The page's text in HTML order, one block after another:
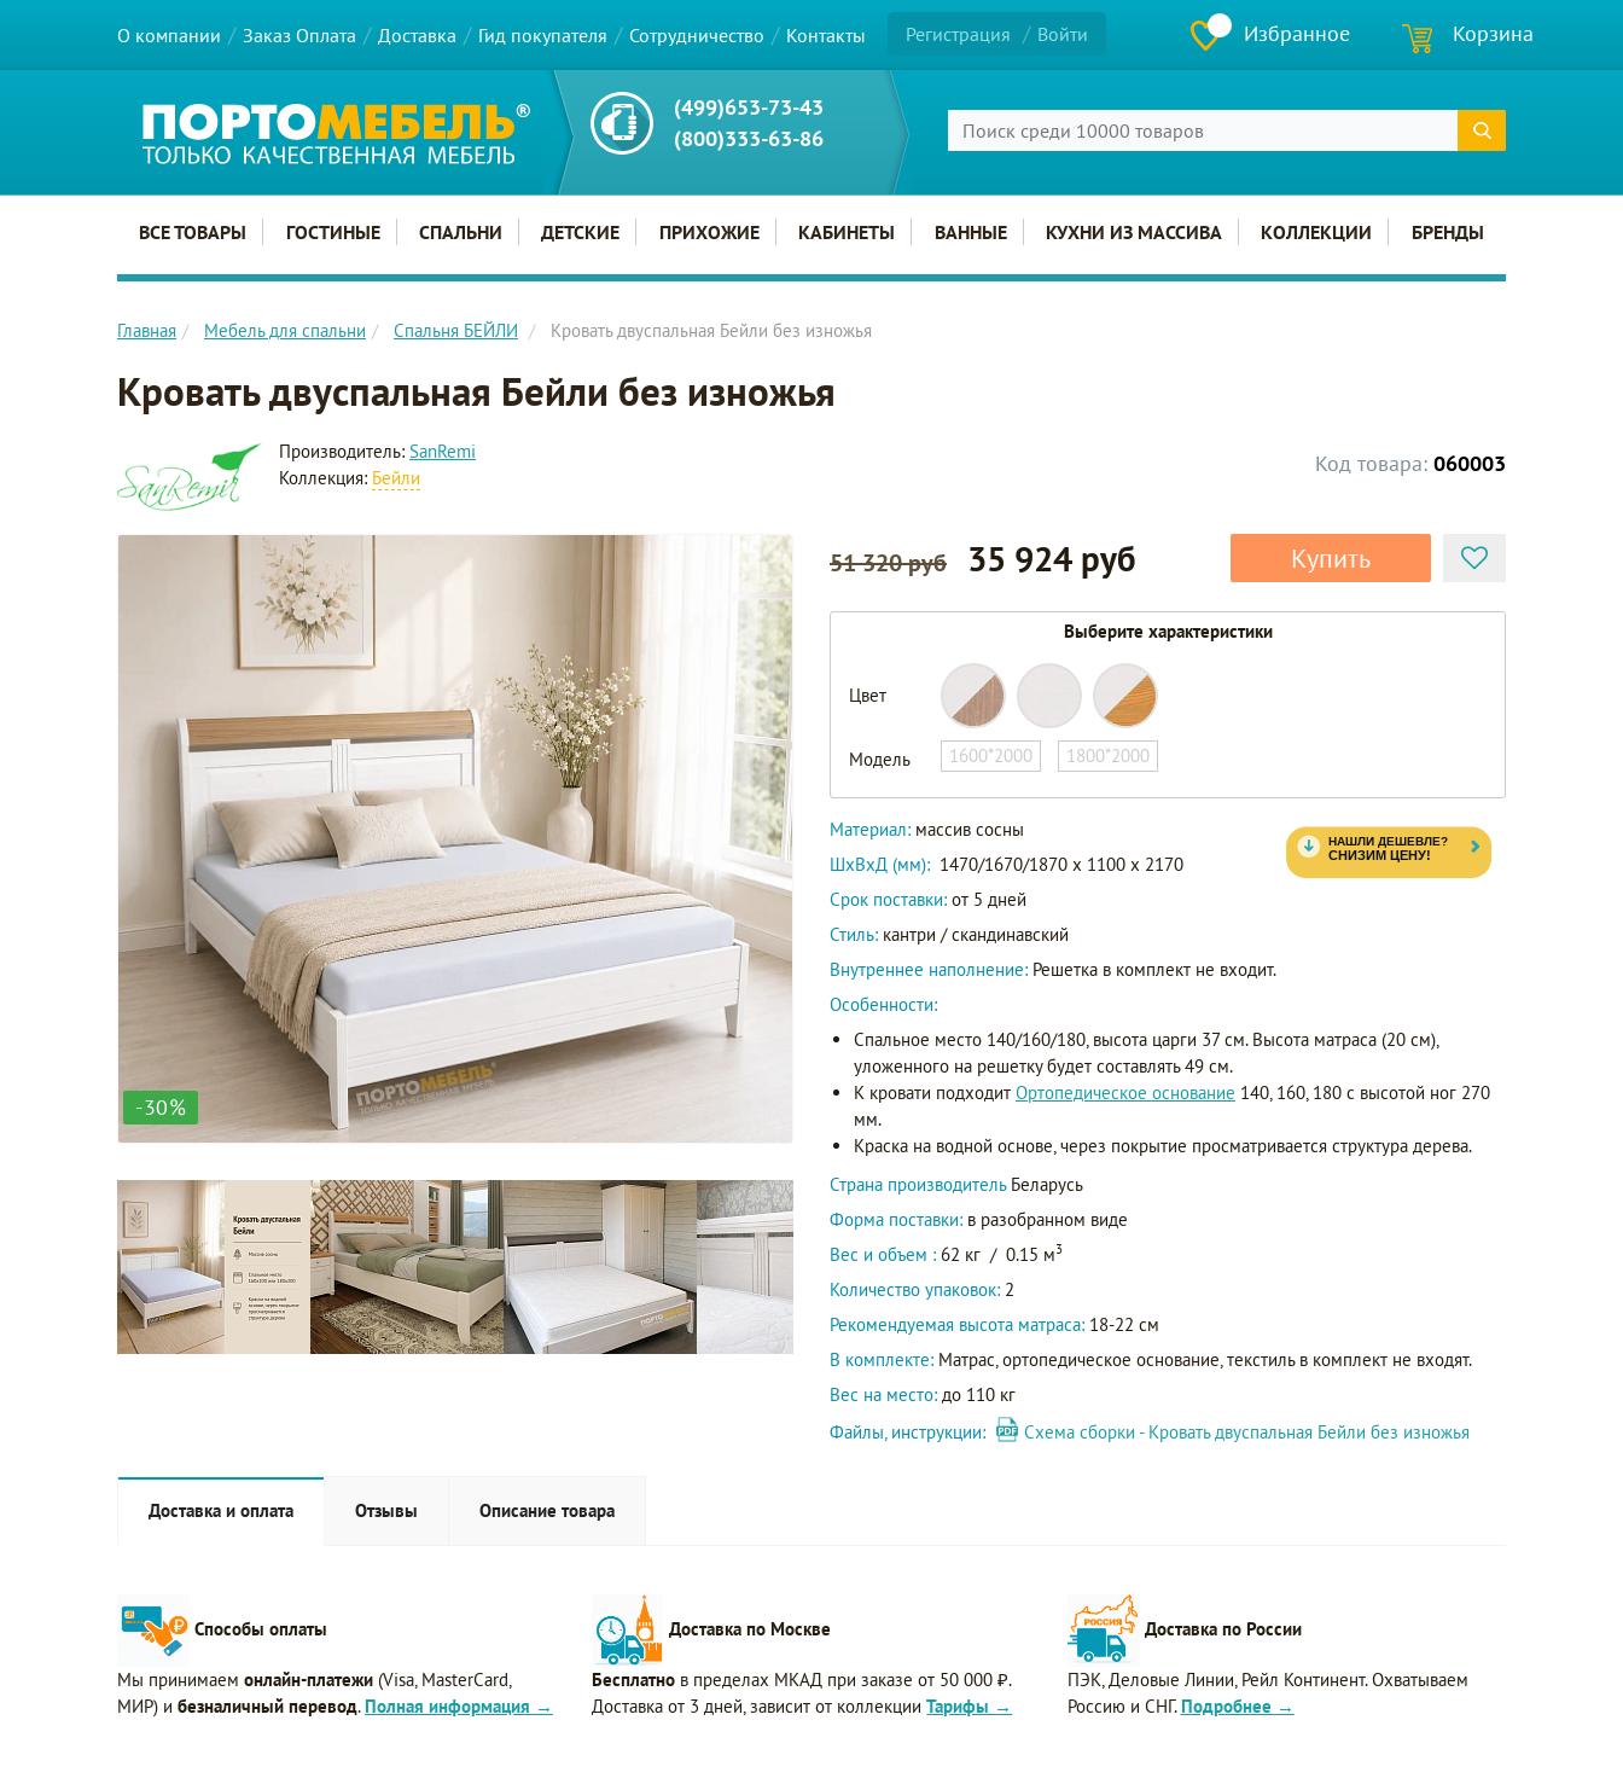
О компании Заказ Оплата Доставка Гид покупателя Сотрудничество Контакты Регистрация Войти Избранное Корзина
(499)653-73-43
(800)333-63-86
Главное меню сайта
ВСЕ ТОВАРЫ ГОСТИНЫЕ СПАЛЬНИ ДЕТСКИЕ ПРИХОЖИЕ КАБИНЕТЫ ВАННЫЕ КУХНИ ИЗ МАССИВА КОЛЛЕКЦИИ БРЕНДЫ
Главная Мебель для спальни Спальня БЕЙЛИ Кровать двуспальная Бейли без изножья
Кровать двуспальная Бейли без изножья
Код товара: 060003
Производитель: SanRemi
Коллекция: Бейли
-30%
51 320 руб 35 924 руб Купить
Выберите характеристики
Цвет
Модель 1600*2000 1800*2000
Материал: массив сосны
ШxВxД (мм): 1470/1670/1870 x 1100 x 2170
Срок поставки: от 5 дней
Стиль: кантри / скандинавский
Внутреннее наполнение: Решетка в комплект не входит.
Особенности:
Спальное место 140/160/180, высота царги 37 см. Высота матраса (20 см),
уложенного на решетку будет составлять 49 см.
К кровати подходит Ортопедическое основание 140, 160, 180 с высотой ног 270
мм.
Краска на водной основе, через покрытие просматривается структура дерева.
Страна производитель Беларусь
Форма поставки: в разобранном виде
Вес и объем : 62 кг / 0.15 м3
Количество упаковок: 2
Рекомендуемая высота матраса: 18-22 см
В комплекте: Матрас, ортопедическое основание, текстиль в комплект не входят.
Вес на место: до 110 кг
Файлы, инструкции:
Схема сборки - Кровать двуспальная Бейли без изножья
Доставка и оплата Отзывы Описание товара
Способы оплаты
Мы принимаем онлайн-платежи (Visa, MasterCard,
МИР) и безналичный перевод. Полная информация →
Доставка по Москве
Бесплатно в пределах МКАД при заказе от 50 000 ₽.
Доставка от 3 дней, зависит от коллекцииТарифы →
Доставка по России
ПЭК, Деловые Линии, Рейл Континент. Охватываем
Россию и СНГ. Подробнее →